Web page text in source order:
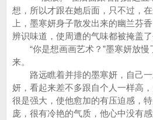
想，所以才跟在她后面，只不过，
上，墨寒妍身子散发出来的幽兰芬
辨识味道，使周遭的气味都被掩盖了
“你是想画画艺术？”墨寒妍放慢
来。
路远瞧着并排的墨寒妍，自己一
妍，看起来差不多跟自个人一样高
很是强大，使他愈加的有压迫感，
庞，很有冷艳的气质，他心中没有